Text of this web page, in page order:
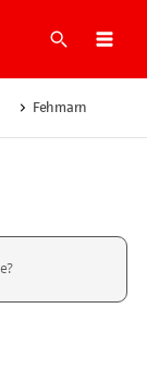
Suche
Fehmarn